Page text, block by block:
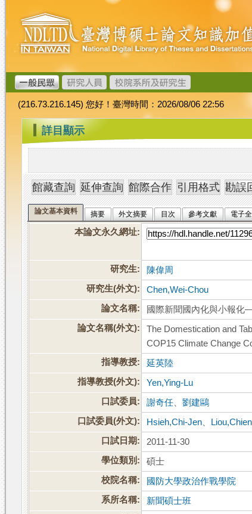
跳
到
主
要
內
容
臺
灣
博
碩
士
論
文
加
值
系
統
(216.73.216.145) 您好！臺灣時間：2026/08/06 22:56
::: 詳目顯示
論文基本資料 摘要 外文摘要 目次 參考文獻 電子
本論文永久網址:
研究生:
陳偉周
研究生(外文):
Chen,Wei-Chou
論文名稱:
國際新聞國內化與小報化
論文名稱(外文):
The Domestication and
COP15 Climate Change
指導教授:
延英陸
指導教授(外文):
Yen,Ying-Lu
口試委員:
謝奇任 、劉建鷗
口試委員(外文):
Hsieh,Chi-Jen
口試日期:
2011-11-30
學位類別:
碩士
校院名稱:
國防大學政治作戰學院
系所名稱:
新聞碩士班